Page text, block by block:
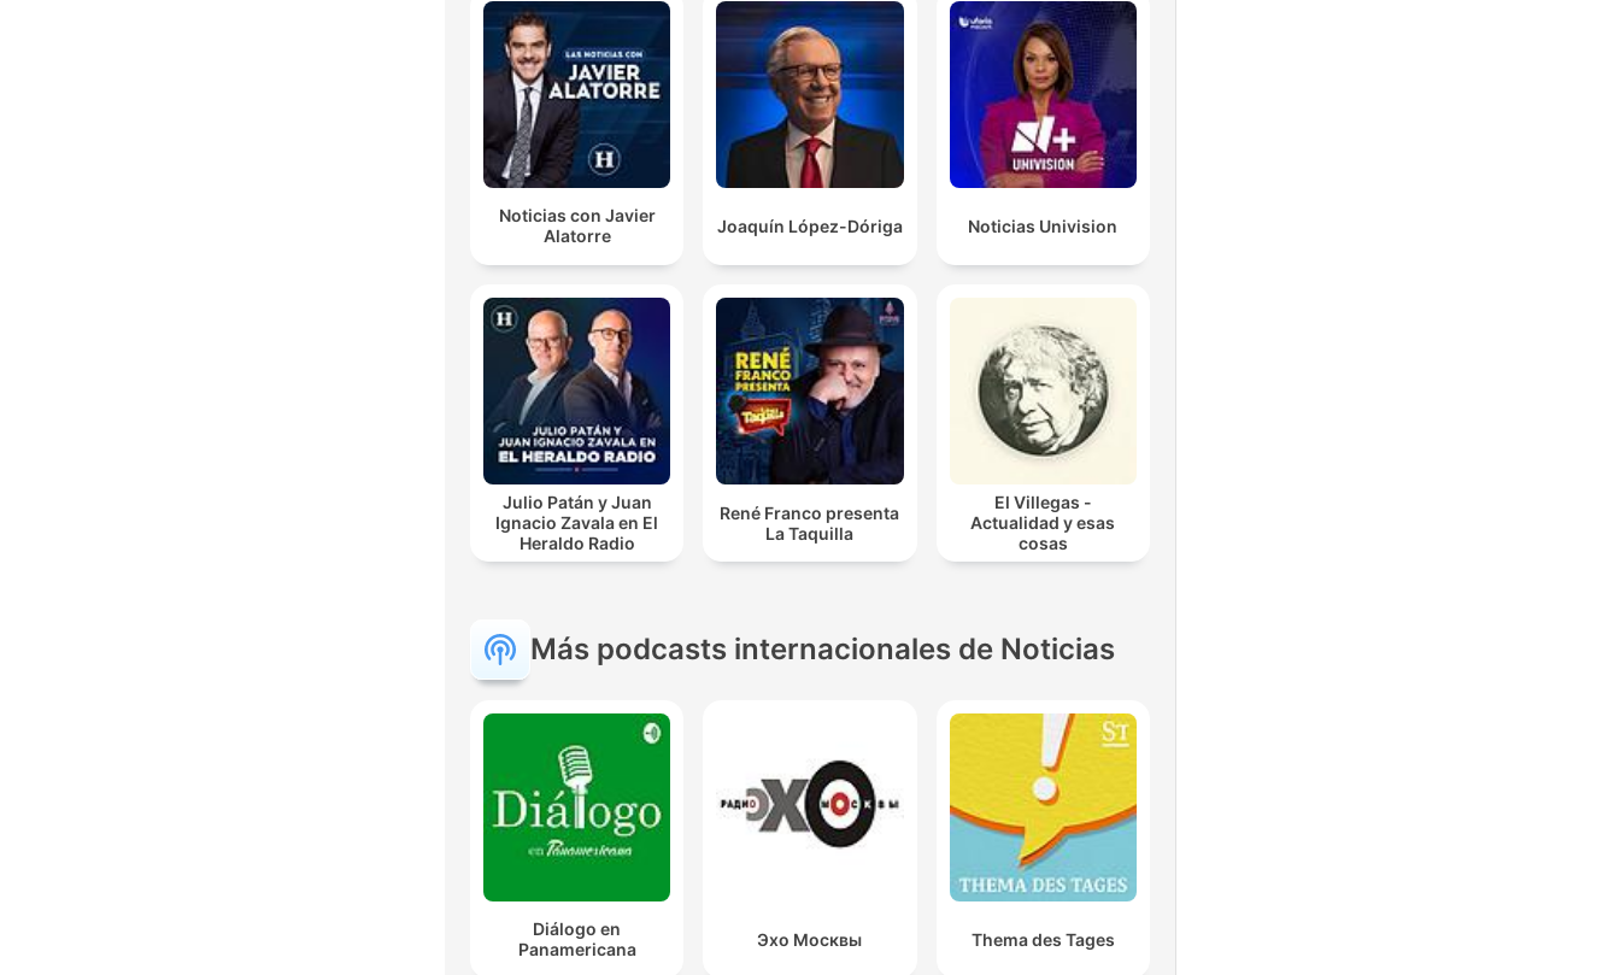
Noticias con Javier
Alatorre
Joaquín López-Dóriga Noticias Univision
Julio Patán y Juan
Ignacio Zavala en El
Heraldo Radio
René Franco presenta
La Taquilla
El Villegas -
Actualidad y esas
cosas
Más podcasts internacionales de Noticias
Diálogo en
Panamericana
Эхо Москвы Thema des Tages